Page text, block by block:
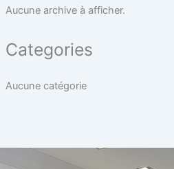
Aucune archive à afficher.
Categories
Aucune catégorie